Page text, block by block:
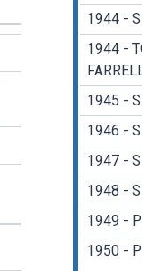
1944 -
1944 -
1945 -
1946 -
1947 -
1948 -
1949 -
1950 -